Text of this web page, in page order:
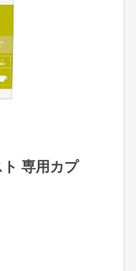
専用カプ